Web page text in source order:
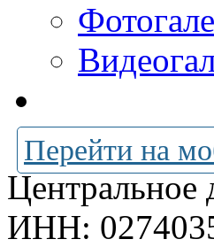
Перейти на
Центральное
ИНН: